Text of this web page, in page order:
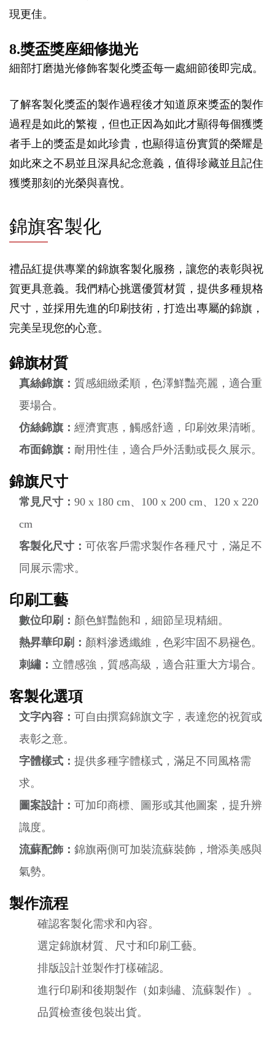
現更佳。
8.獎盃獎座細修拋光
細部打磨拋光修飾客製化獎盃每一處細節後即完成。
了解客製化獎盃的製作過程後才知道原來獎盃的製作
過程是如此的繁複，但也正因為如此才顯得每個獲獎
者手上的獎盃是如此珍貴，也顯得這份實質的榮耀是
如此來之不易並且深具紀念意義，值得珍藏並且記住
獲獎那刻的光榮與喜悅。
錦旗客製化
禮品紅提供專業的錦旗客製化服務，讓您的表彰與祝
賀更具意義。我們精心挑選優質材質，提供多種規格
尺寸，並採用先進的印刷技術，打造出專屬的錦旗，
完美呈現您的心意。
錦旗材質
真絲錦旗： 質感細緻柔順，色澤鮮豔亮麗，適合重
要場合。
仿絲錦旗： 經濟實惠，觸感舒適，印刷效果清晰。
布面錦旗： 耐用性佳，適合戶外活動或長久展示。
錦旗尺寸
常見尺寸： 90 x 180 cm、100 x 200 cm、120 x 220
cm
客製化尺寸： 可依客戶需求製作各種尺寸，滿足不
同展示需求。
印刷工藝
數位印刷： 顏色鮮豔飽和，細節呈現精細。
熱昇華印刷： 顏料滲透纖維，色彩牢固不易褪色。
刺繡： 立體感強，質感高級，適合莊重大方場合。
客製化選項
文字內容： 可自由撰寫錦旗文字，表達您的祝賀或
表彰之意。
字體樣式： 提供多種字體樣式，滿足不同風格需
求。
圖案設計： 可加印商標、圖形或其他圖案，提升辨
識度。
流蘇配飾： 錦旗兩側可加裝流蘇裝飾，增添美感與
氣勢。
製作流程
確認客製化需求和內容。
選定錦旗材質、尺寸和印刷工藝。
排版設計並製作打樣確認。
進行印刷和後期製作（如刺繡、流蘇製作）。
品質檢查後包裝出貨。